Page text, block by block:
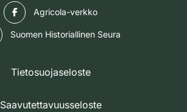
Agricola-verkko
Suomen Historiallinen Seura
Tietosuojaseloste
Saavutettavuusseloste